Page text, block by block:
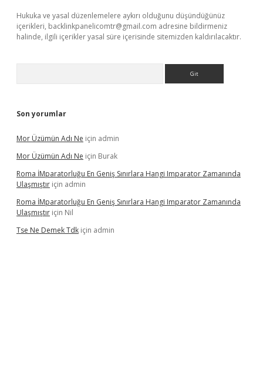
Hukuka ve yasal düzenlemelere aykırı olduğunu düşündüğünüz
içerikleri, backlinkpanelicomtr@gmail.com adresine bildirmeniz
halinde, ilgili içerikler yasal süre içerisinde sitemizden kaldırılacaktır.
Son yorumlar
Mor Üzümün Adı Ne için admin
Mor Üzümün Adı Ne için Burak
Roma İMparatorluğu En Geniş Sınırlara Hangi Imparator Zamanında
Ulaşmıştır için admin
Roma İMparatorluğu En Geniş Sınırlara Hangi Imparator Zamanında
Ulaşmıştır için Nil
Tse Ne Demek Tdk için admin